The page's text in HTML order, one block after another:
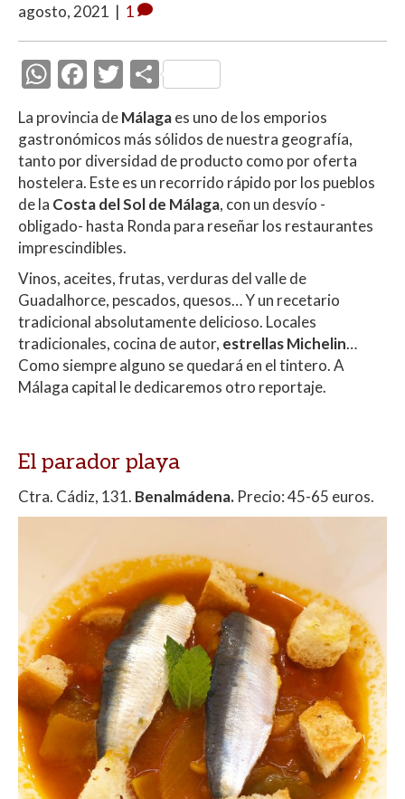
agosto, 2021 | 1
W
at
s
A
p
p
F
ac
e
b
o
o
k
T
w
itt
er
C
m
p
ar
ti
La provincia deMálagaes uno de los emporios
gastronómicos más sólidos de nuestra geografía,
tanto por diversidad de producto como por oferta
hostelera. Este es un recorrido rápido por los pueblos
de la Costa del Sol de Málaga, con un desvío -
obligado- hasta Ronda para reseñar los restaurantes
imprescindibles.
Vinos, aceites, frutas, verduras del valle de
Guadalhorce, pescados, quesos… Y un recetario
tradicional absolutamente delicioso. Locales
tradicionales, cocina de autor, estrellas Michelin…
Como siempre alguno se quedará en el tintero. A
Málaga capital le dedicaremos otro reportaje.
El parador playa
Ctra. Cádiz, 131. Benalmádena. Precio: 45-65 euros.